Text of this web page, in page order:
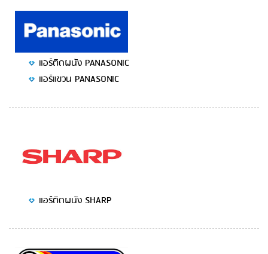
แอร์ติดผนัง PANASONIC
แอร์แขวน PANASONIC
แอร์ติดผนัง SHARP